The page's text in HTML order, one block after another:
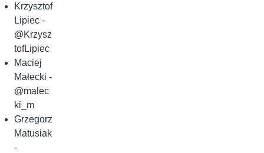
Krzysztof
Lipiec -
@Krzysz
tofLipiec
Maciej
Małecki -
@malec
ki_m
Grzegorz
Matusiak
-